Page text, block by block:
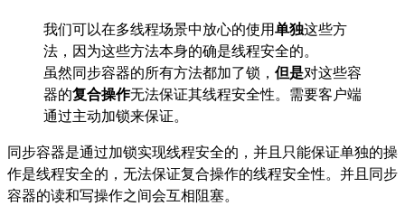
我们可以在多线程场景中放心的使用单独这些方
法，因为这些方法本身的确是线程安全的。
虽然同步容器的所有方法都加了锁， 但是对这些容
器的复合操作无法保证其线程安全性。需要客户端
通过主动加锁来保证。
同步容器是通过加锁实现线程安全的，并且只能保证单独的操
作是线程安全的，无法保证复合操作的线程安全性。并且同步
容器的读和写操作之间会互相阻塞。